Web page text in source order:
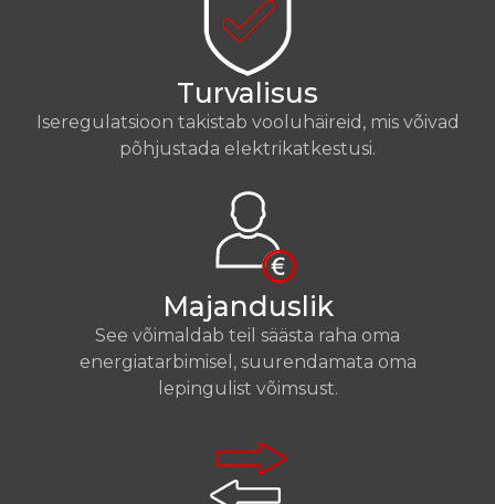
Turvalisus
Iseregulatsioon takistab vooluhäireid, mis võivad
põhjustada elektrikatkestusi.
Majanduslik
See võimaldab teil säästa raha oma
energiatarbimisel, suurendamata oma
lepingulist võimsust.